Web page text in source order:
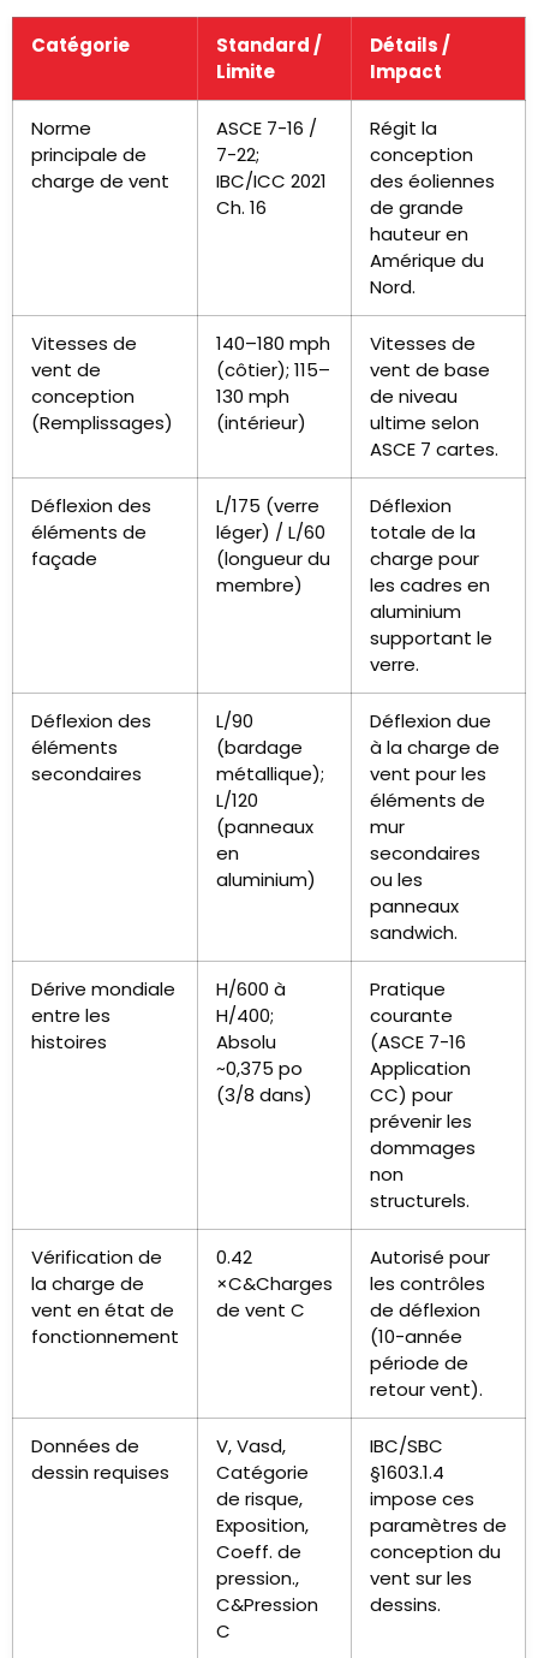
Catégorie
Standard /
Limite
Détails /
Impact
Norme
principale de
charge de vent
ASCE 7-16 /
7-22;
IBC/ICC 2021
Ch. 16
Régit la
conception
des éoliennes
de grande
hauteur en
Amérique du
Nord.
Vitesses de
vent de
conception
(Remplissages)
140–180 mph
(côtier); 115–
130 mph
(intérieur)
Vitesses de
vent de base
de niveau
ultime selon
ASCE 7 cartes.
Déflexion des
éléments de
façade
L/175 (verre
léger) / L/60
(longueur du
membre)
Déflexion
totale de la
charge pour
les cadres en
aluminium
supportant le
verre.
Déflexion des
éléments
secondaires
L/90
(bardage
métallique);
L/120
(panneaux
en
aluminium)
Déflexion due
à la charge de
vent pour les
éléments de
mur
secondaires
ou les
panneaux
sandwich.
Dérive mondiale
entre les
histoires
H/600 à
H/400;
Absolu
~0,375 po
(3/8 dans)
Pratique
courante
(ASCE 7-16
Application
CC) pour
prévenir les
dommages
non
structurels.
Vérification de
la charge de
vent en état de
fonctionnement
0.42
×C&Charges
de vent C
Autorisé pour
les contrôles
de déflexion
(10-année
période de
retour vent).
Données de
dessin requises
V, Vasd,
Catégorie
de risque,
Exposition,
Coeff. de
pression.,
C&Pression
C
IBC/SBC
§1603.1.4
impose ces
paramètres de
conception du
vent sur les
dessins.